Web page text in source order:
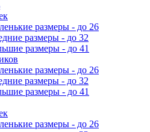
размеры - до 26
размеры - до 32
размеры - до 41
размеры - до 26
размеры - до 32
размеры - до 41
размеры - до 26